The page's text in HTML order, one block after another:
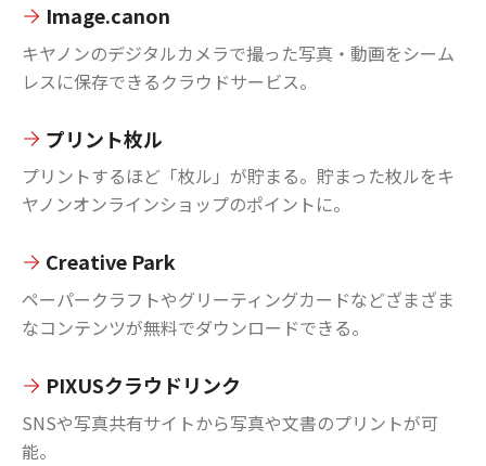
Image.canon
キヤノンのデジタルカメラで撮った写真・動画をシーム
レスに保存できるクラウドサービス。
プリント枚ル
プリントするほど「枚ル」が貯まる。貯まった枚ルをキ
ヤノンオンラインショップのポイントに。
Creative Park
ペーパークラフトやグリーティングカードなどざまざま
なコンテンツが無料でダウンロードできる。
PIXUSクラウドリンク
SNSや写真共有サイトから写真や文書のプリントが可
能。